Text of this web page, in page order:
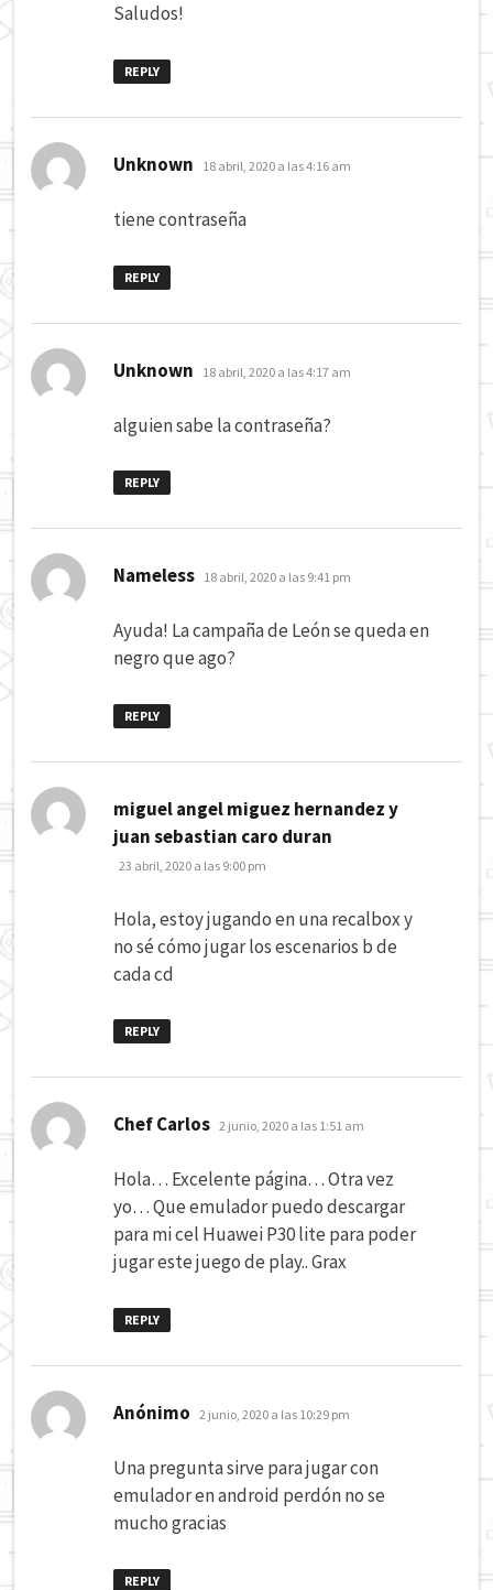
Saludos!
REPLY
Unknown dice:
18 abril, 2020 a las 4:16 am
tiene contraseña
REPLY
Unknown dice:
18 abril, 2020 a las 4:17 am
alguien sabe la contraseña?
REPLY
Nameless dice:
18 abril, 2020 a las 9:41 pm
Ayuda! La campaña de León se queda en
negro que ago?
REPLY
miguel angel miguez hernandez y
juan sebastian caro duran
23 abril, 2020 a las 9:00 pm
Hola, estoy jugando en una recalbox y
no sé cómo jugar los escenarios b de
cada cd
REPLY
Chef Carlos dice:
2 junio, 2020 a las 1:51 am
Hola… Excelente página… Otra vez
yo… Que emulador puedo descargar
para mi cel Huawei P30 lite para poder
jugar este juego de play.. Grax
REPLY
Anónimo dice:
2 junio, 2020 a las 10:29 pm
Una pregunta sirve para jugar con
emulador en android perdón no se
mucho gracias
REPLY